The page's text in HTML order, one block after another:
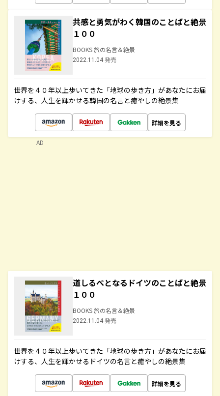
共感と勇気がわく韓国のことばと絶景
１００
BOOKS 旅の名言＆絶景
2022.11.04 発売
世界を４０年以上歩いてきた「地球の歩き方」があなたにお届
けする、人生を輝かせる韓国の名言と癒やしの絶景集
詳細を見る
道しるべとなるドイツのことばと絶景
１００
BOOKS 旅の名言＆絶景
2022.11.04 発売
世界を４０年以上歩いてきた「地球の歩き方」があなたにお届
けする、人生を輝かせるドイツの名言と癒やしの絶景集
詳細を見る
AD